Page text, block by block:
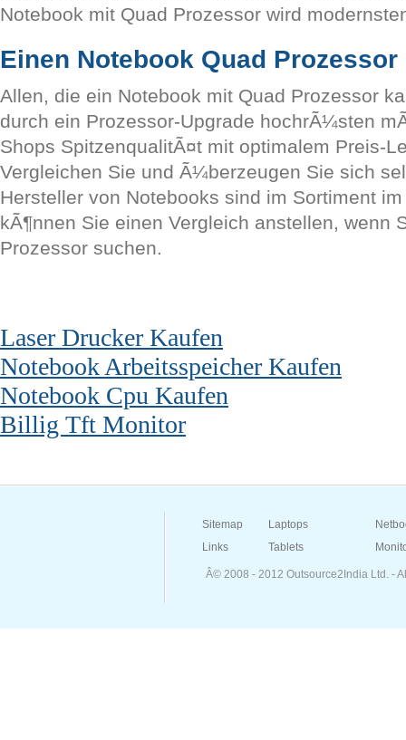
Notebook mit Quad Prozessor wird
Einen Notebook Quad
Allen, die ein Notebook mit Quad Prozessor
durch ein Prozessor-Upgrade hochrÃ¼sten
Shops SpitzenqualitÃ¤t mit optimalem Preis-
Vergleichen Sie und Ã¼berzeugen Sie sich
Hersteller von Notebooks sind im Sortiment
kÃ¶nnen Sie einen Vergleich anstellen, wenn
Prozessor suchen.
Laser Drucker Kaufen
Notebook Arbeitsspeicher Kaufen
Notebook Cpu Kaufen
Billig Tft Monitor
Sitemap Laptops
Links
Tablets
Â© 2008 - 2012 Outsource2India Ltd. -